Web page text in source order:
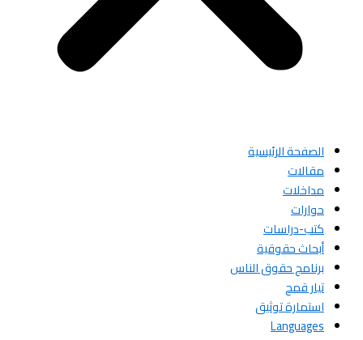
الصفحة الرئيسية
مقالات
مداخلات
حوارات
كتب-دراسات
أبحاث حقوقية
برنامج حقوق الناس
تيار قمح
استمارة توثيق
Languages